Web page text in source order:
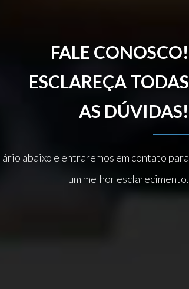
FALE CONOSCO!
ESCLAREÇA TODAS
AS DÚVIDAS!
abaixo e entraremos em contato para
um melhor esclarecimento.